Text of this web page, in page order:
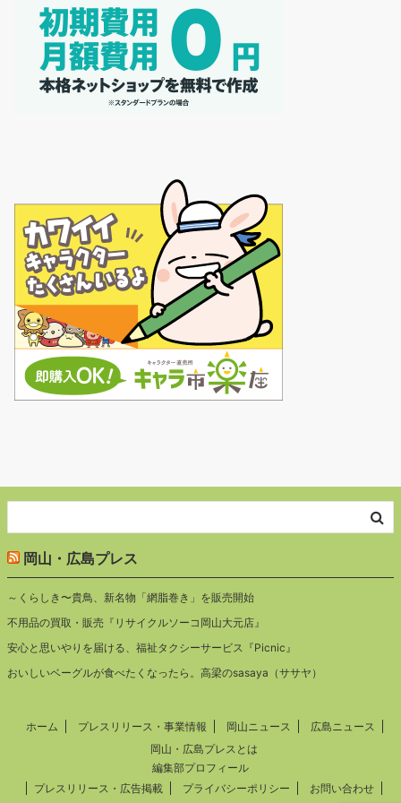
岡山・広島プレス
～くらしき〜貴鳥、新名物「網脂巻き」を販売開始
不用品の買取・販売『リサイクルソーコ岡山大元店』
安心と思いやりを届ける、福祉タクシーサービス『Picnic』
おいしいベーグルが食べたくなったら。高梁のsasaya（ササヤ）
ホーム プレスリリース・事業情報 岡山ニュース
広島ニュース
岡山・広島プレスとは
編集部プロフィール
プレスリリース・広告掲載
プライバシーポリシー お問い合わせ